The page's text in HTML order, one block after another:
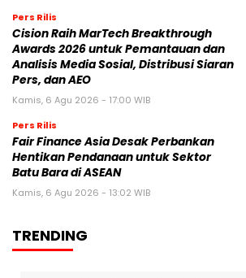
Pers Rilis
Cision Raih MarTech Breakthrough
Awards 2026 untuk Pemantauan dan
Analisis Media Sosial, Distribusi Siaran
Pers, dan AEO
Kamis, 6 Agu 2026 - 17:00 WIB
Pers Rilis
Fair Finance Asia Desak Perbankan
Hentikan Pendanaan untuk Sektor
Batu Bara di ASEAN
Kamis, 6 Agu 2026 - 13:02 WIB
TRENDING